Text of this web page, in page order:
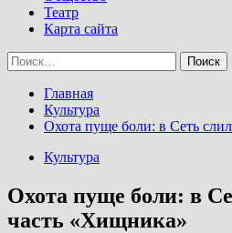
Театр
Карта сайта
Найти:
Главная
Культура
Охота пуще боли: в Сеть
Культура
Охота пуще боли: в
часть «Хищника»